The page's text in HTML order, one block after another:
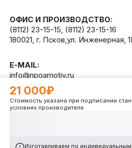
21 000₽
Стоимость указана при подписании
условиях производителя.
Изготавливаем по
ОФИС И ПРОИЗВОДСТВО:
(8112) 23-15-15, (8112) 23-15-16
180021, г. Псков,ул. Инженерная,
E-MAIL:
info@npoamotiv.ru